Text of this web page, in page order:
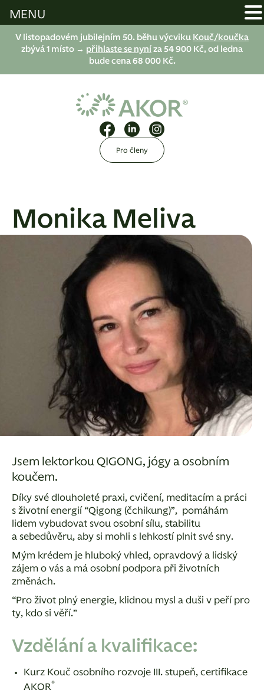
V listopadovém jubilejním 50. běhu výcviku Kouč/koučka
zbývá 1 místo → přihlaste se nyní za 54 900 Kč, od ledna
bude cena 68 000 Kč.
Pro členy
Monika Meliva
Jsem lektorkou QIGONG, jógy a osobním
koučem.
Díky své dlouholeté praxi, cvičení, meditacím a práci
s životní energií “Qigong (čchikung)”, pomáhám
lidem vybudovat svou osobní sílu, stabilitu
a sebedůvěru, aby si mohli s lehkostí plnit své sny.
Mým krédem je hluboký vhled, opravdový a lidský
zájem o vás a má osobní podpora při životních
změnách.
“Pro život plný energie, klidnou mysl a duši v peří pro
ty, kdo si věří.”
Vzdělání a kvalifikace:
Kurz Kouč osobního rozvoje III. stupeň, certifikace
AKOR®
MENU